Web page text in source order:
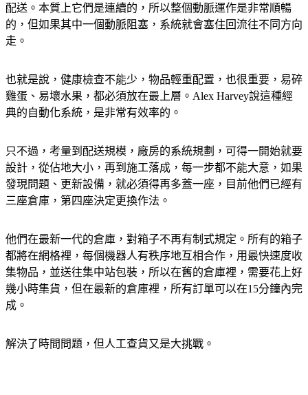
子以此類推，就像是人體紅血球，在長31公里的輸送帶，不斷
配送。本質上它們是連續的，所以整個動脈運作是非常順暢
的，但如果其中一個動脈阻塞，系統就會塞住回流往不同方向
也就是說，健康檢查不能少，物品輕重配置，也很重要，易碎
雞蛋、易壞水果，都必須放在最上層。Alex Harvey說這種經
只不過，考量到配送規模，廠房的系統規劃，可得一開始就要
設計，從佔地大小，再到施工落成，每一步都不能大意，如果
發現問題、更新設備，就必須得再多蓋一座，目前他們已經有
他們在最新一代的倉庫，對箱子不再有制式規定。所有的箱子
都將在網格裡，每個機器人有秩序地互相合作，用最快速度收
集物品，並送往集中站包裝，所以在舊的倉庫裡，需要花上好
幾小時集貨，但在最新的倉庫裡，所有訂單可以在15分鐘內完